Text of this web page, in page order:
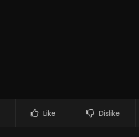
Like Dislike